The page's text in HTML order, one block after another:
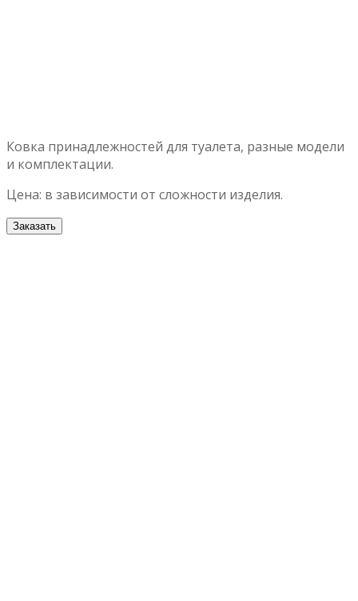
Ковка принадлежностей для туалета, разные модели
и комплектации.
Цена: в зависимости от сложности изделия.
Заказать